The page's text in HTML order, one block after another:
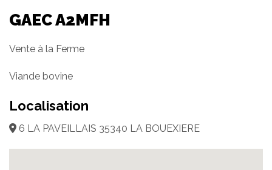
GAEC A2MFH
Vente à la Ferme
Viande bovine
Localisation
6 LA PAVEILLAIS 35340 LA BOUEXIERE